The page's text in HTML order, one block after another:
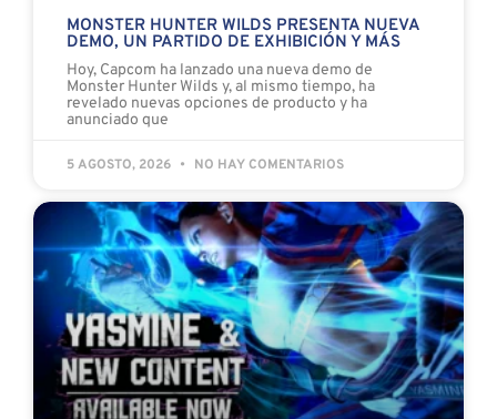
MONSTER HUNTER WILDS PRESENTA NUEVA
DEMO, UN PARTIDO DE EXHIBICIÓN Y MÁS
Hoy, Capcom ha lanzado una nueva demo de
Monster Hunter Wilds y, al mismo tiempo, ha
revelado nuevas opciones de producto y ha
anunciado que
5 AGOSTO, 2026 NO HAY COMENTARIOS